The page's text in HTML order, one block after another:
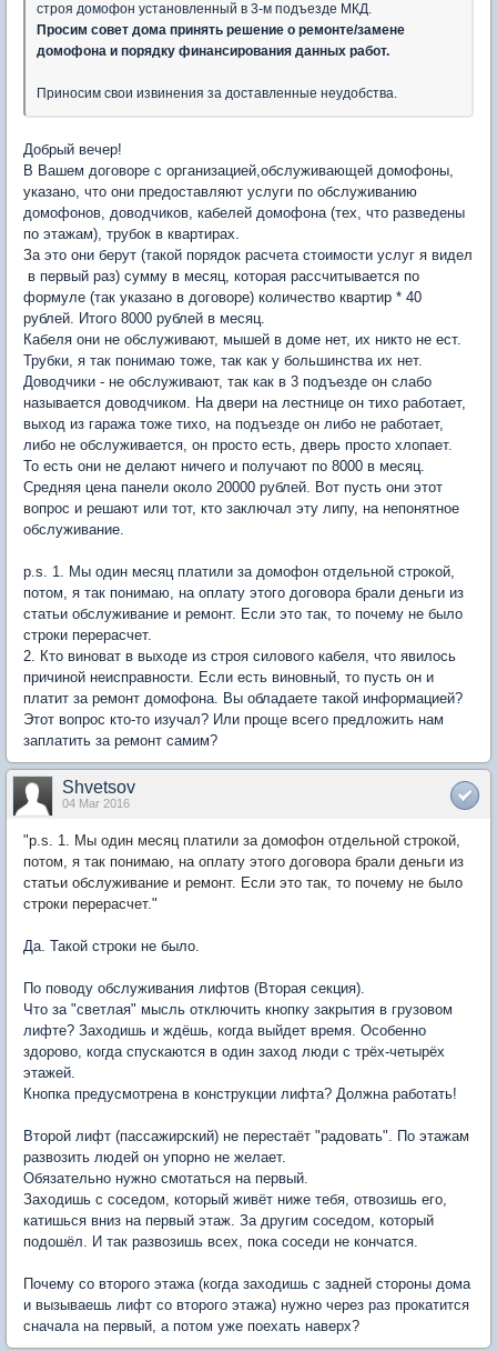
строя домофон установленный в 3-м подъезде МКД.
Просим совет дома принять решение о ремонте/замене
домофона и порядку финансирования данных работ.
Приносим свои извинения за доставленные неудобства.
Добрый вечер!
В Вашем договоре с организацией,обслуживающей домофоны,
указано, что они предоставляют услуги по обслуживанию
домофонов, доводчиков, кабелей домофона (тех, что разведены
по этажам), трубок в квартирах.
За это они берут (такой порядок расчета стоимости услуг я видел
в первый раз) сумму в месяц, которая рассчитывается по
формуле (так указано в договоре) количество квартир * 40
рублей. Итого 8000 рублей в месяц.
Кабеля они не обслуживают, мышей в доме нет, их никто не ест.
Трубки, я так понимаю тоже, так как у большинства их нет.
Доводчики - не обслуживают, так как в 3 подъезде он слабо
называется доводчиком. На двери на лестнице он тихо работает,
выход из гаража тоже тихо, на подъезде он либо не работает,
либо не обслуживается, он просто есть, дверь просто хлопает.
То есть они не делают ничего и получают по 8000 в месяц.
Средняя цена панели около 20000 рублей. Вот пусть они этот
вопрос и решают или тот, кто заключал эту липу, на непонятное
обслуживание.
p.s. 1. Мы один месяц платили за домофон отдельной строкой,
потом, я так понимаю, на оплату этого договора брали деньги из
статьи обслуживание и ремонт. Если это так, то почему не было
строки перерасчет.
2. Кто виноват в выходе из строя силового кабеля, что явилось
причиной неисправности. Если есть виновный, то пусть он и
платит за ремонт домофона. Вы обладаете такой информацией?
Этот вопрос кто-то изучал? Или проще всего предложить нам
заплатить за ремонт самим?
Shvetsov
04 Mar 2016
"p.s. 1. Мы один месяц платили за домофон отдельной строкой,
потом, я так понимаю, на оплату этого договора брали деньги из
статьи обслуживание и ремонт. Если это так, то почему не было
строки перерасчет."
Да. Такой строки не было.
По поводу обслуживания лифтов (Вторая секция).
Что за "светлая" мысль отключить кнопку закрытия в грузовом
лифте? Заходишь и ждёшь, когда выйдет время. Особенно
здорово, когда спускаются в один заход люди с трёх-четырёх
этажей.
Кнопка предусмотрена в конструкции лифта? Должна работать!
Второй лифт (пассажирский) не перестаёт "радовать". По этажам
развозить людей он упорно не желает.
Обязательно нужно смотаться на первый.
Заходишь с соседом, который живёт ниже тебя, отвозишь его,
катишься вниз на первый этаж. За другим соседом, который
подошёл. И так развозишь всех, пока соседи не кончатся.
Почему со второго этажа (когда заходишь с задней стороны дома
и вызываешь лифт со второго этажа) нужно через раз прокатится
сначала на первый, а потом уже поехать наверх?